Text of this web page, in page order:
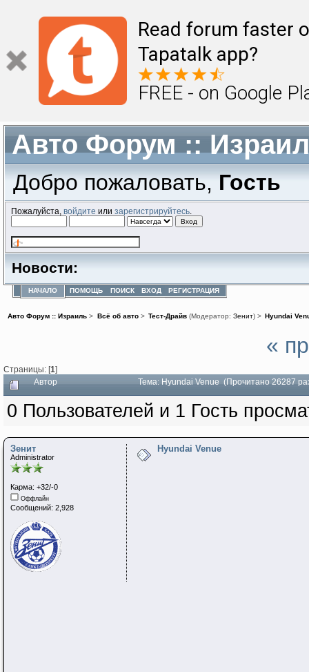
Read forum faster
Tapatalk app?
FREE - on Google
Авто Форум ::
Добро пожаловать,Гость
Пожалуйста,войдите илизарегистрируйтесь
Новости:
НАЧАЛО ПОМОЩЬ ПОИСК ВХОД РЕГИСТРАЦИЯ
Авто Форум :: Израиль > Всё об авто> Тест-Драйв(Модератор: Зенит) > Hyundai
«
Страницы: [1]
Автор Тема: Hyundai Venue (Прочитано 26287
0 Пользователей и 1 Гость
Зенит
Administrator
Карма: +32/-0
Оффлайн
Сообщений: 2,928
Hyundai Venue